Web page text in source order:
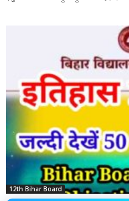
12th Bihar Board